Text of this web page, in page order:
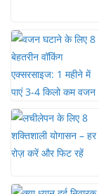
c
e
b
o
o
k
itt
er